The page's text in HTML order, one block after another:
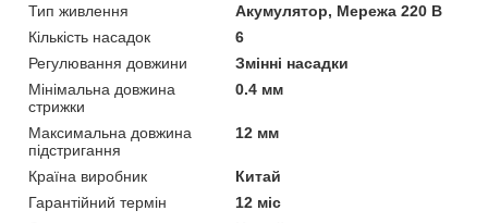
Тип живлення
Акумулятор, Мережа 220 В
Кількість насадок
6
Регулювання довжини
Змінні насадки
Мінімальна довжина
стрижки
0.4 мм
Максимальна довжина
підстригання
12 мм
Країна виробник
Китай
Гарантійний термін
12 міс